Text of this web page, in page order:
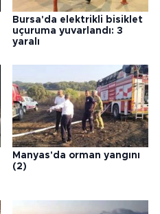
Bursa'da elektrikli bisiklet
uçuruma yuvarlandı: 3
yaralı
Manyas'da orman yangını
(2)